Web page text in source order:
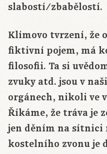
slabostí/zbabělostí.
Klímovo tvrzení, že
fiktivní pojem, má
filosofii. Ta si
zvuky atd. jsou v
orgánech, nikoli ve
Říkáme, že tráva je
jen děním na sítnici
kostelního zvonu je